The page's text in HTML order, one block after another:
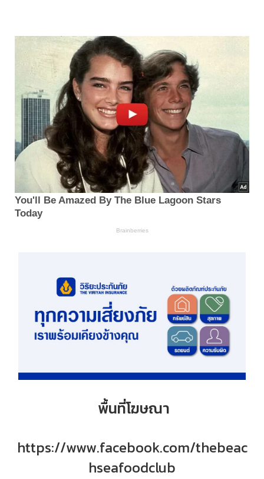
พื้นที่โฆษณา
https://www.facebook.com/thebeac
hseafoodclub